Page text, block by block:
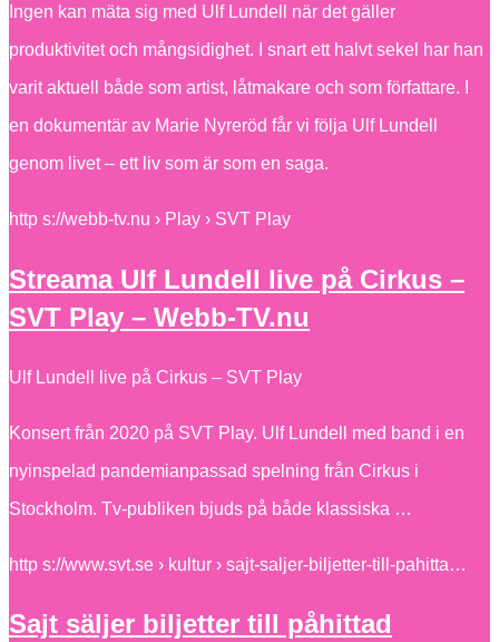
Ingen kan mäta sig med Ulf Lundell när det gäller
produktivitet och mångsidighet. I snart ett halvt sekel har han
varit aktuell både som artist, låtmakare och som författare. I
en dokumentär av Marie Nyreröd får vi följa Ulf Lundell
genom livet – ett liv som är som en saga.
http s://webb-tv.nu › Play › SVT Play
Streama Ulf Lundell live på Cirkus –
SVT Play – Webb-TV.nu
Ulf Lundell live på Cirkus – SVT Play
Konsert från 2020 på SVT Play. Ulf Lundell med band i en
nyinspelad pandemianpassad spelning från Cirkus i
Stockholm. Tv-publiken bjuds på både klassiska …
http s://www.svt.se › kultur › sajt-saljer-biljetter-till-pahitta…
Sajt säljer biljetter till påhittad